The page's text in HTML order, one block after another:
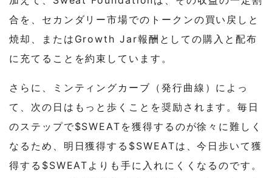
合を、セカンダリー市場でのトークンの買い戻しと
焼却、またはGrowth Jar報酬としての購入と配布
に充てることを約束しています。
さらに、ミンティングカーブ（発行曲線）によっ
て、次の日はもっと歩くことを奨励されます。毎日
のステップで$SWEATを獲得するのが徐々に難しく
なるため、明日獲得する$SWEATは、今日歩いて獲
得する$SWEATよりも手に入れにくくなるのです。